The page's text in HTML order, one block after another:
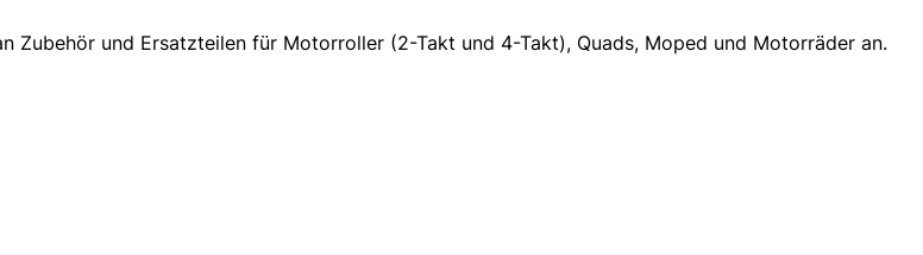
Zubehör und Ersatzteilen für Motorroller (2-Takt und 4-Takt), Quads, Moped und Motorräder an.